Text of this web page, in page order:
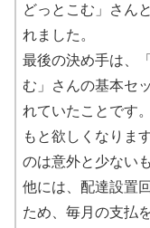
どっとこむ」さん
れました。
最後の決め手は、
む」さんの基本セ
れていたことです
もと欲しくなりま
のは意外と少ない
他には、配達設置
ため、毎月の支払